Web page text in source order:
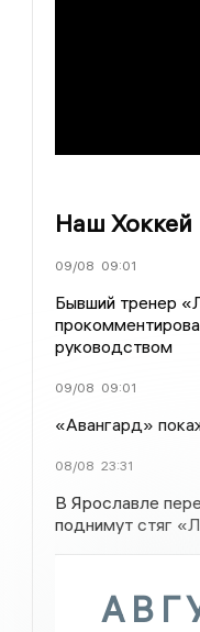
Наш Хоккей
09/08 09:01
Бывший тренер
руководством
09/08 09:01
«Авангард»
08/08 23:31
В Ярославле
поднимут стяг